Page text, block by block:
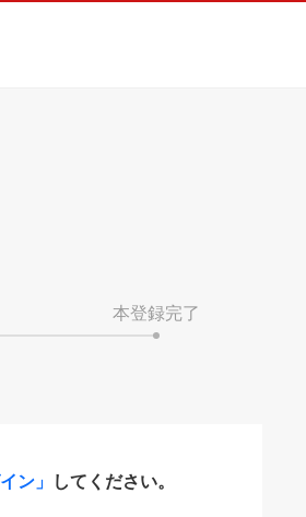
本登録完了
ン」 してください。